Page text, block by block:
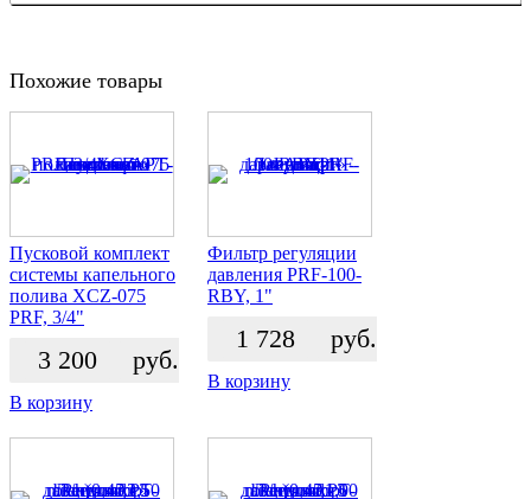
Похожие товары
Пусковой комплект
системы капельного
полива XCZ-075
PRF, 3/4"
3 200 руб.
В корзину
Фильтр регуляции
давления PRF-100-
RBY, 1"
1 728 руб.
В корзину